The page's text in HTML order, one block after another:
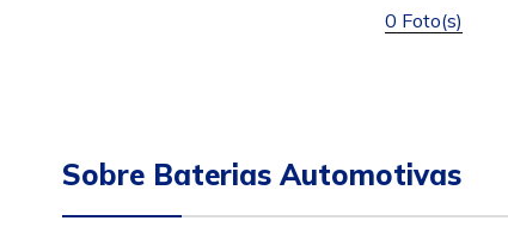
0 Foto(s)
Sobre Baterias Automotivas